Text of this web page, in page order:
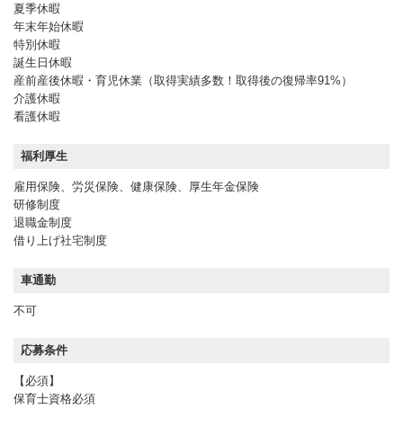
夏季休暇
年末年始休暇
特別休暇
誕生日休暇
産前産後休暇・育児休業（取得実績多数！取得後の復帰率91%）
介護休暇
看護休暇
福利厚生
雇用保険、労災保険、健康保険、厚生年金保険
研修制度
退職金制度
借り上げ社宅制度
車通勤
不可
応募条件
【必須】
保育士資格必須